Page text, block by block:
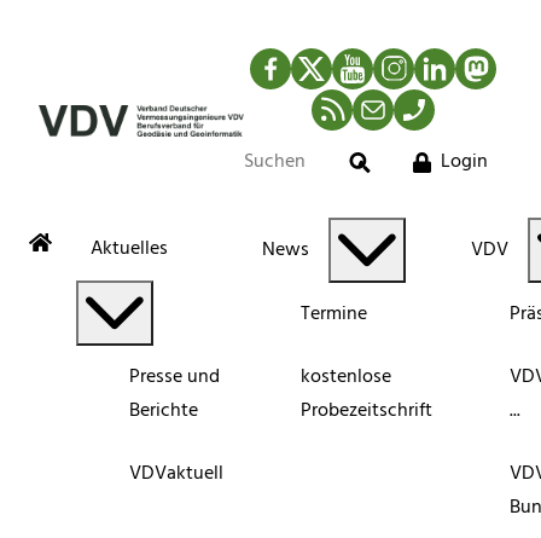
Facebook
TwitterYouTubeInstagram
LinkedIn
RSS-Newsfeed
MailTelefon
Suche
Login
Aktuelles
Presse und
Berichte
VDVaktuell
News
Termine
kostenlose
Probezeitschrift
VDV
...